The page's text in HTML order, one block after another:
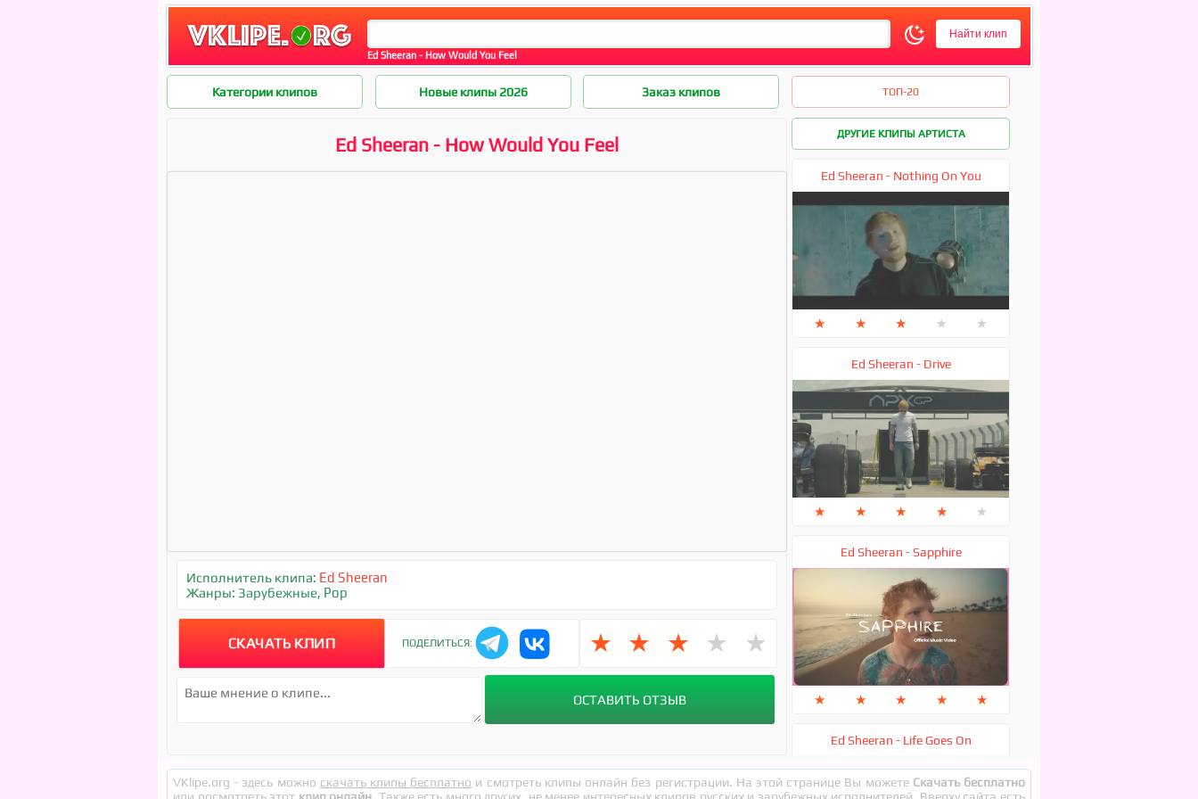
Ed Sheeran - How Would You Feel
Категории клипов Новые клипы 2026 Заказ клипов ТОП-20
Ed Sheeran - How Would You Feel
Исполнитель клипа: Ed Sheeran
Жанры: Зарубежные, Pop
СКАЧАТЬ КЛИП ПОДЕЛИТЬСЯ: ★ ★ ★ ★ ★
ДРУГИЕ КЛИПЫ АРТИСТА
Ed Sheeran - Nothing On You
★ ★ ★ ★ ★
Ed Sheeran - Drive
★ ★ ★ ★ ★
Ed Sheeran - Sapphire
★ ★ ★ ★ ★
Ed Sheeran - Life Goes On
VKlipe.org - здесь можно скачать клипы бесплатно и смотреть клипы онлайн без регистрации. На этой странице Вы можете Скачать бесплатно